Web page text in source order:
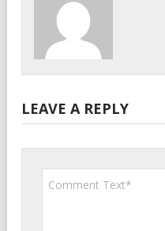
LEAVE A REPLY